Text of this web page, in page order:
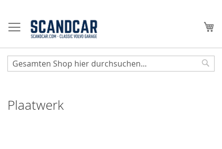
Inhalt
springen
Plaatwerk